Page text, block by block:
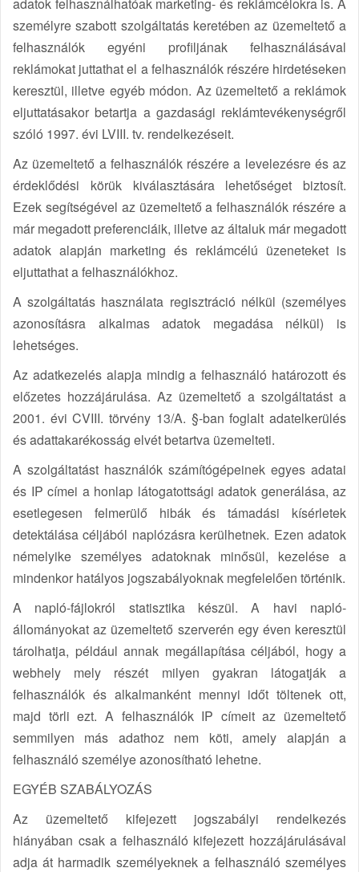
személyre szabott szolgáltatás keretében az üzemeltető a
felhasználók egyéni profiljának felhasználásával
reklámokat juttathat el a felhasználók részére hirdetéseken
keresztül, illetve egyéb módon. Az üzemeltető a reklámok
eljuttatásakor betartja a gazdasági reklámtevékenységről
szóló 1997. évi LVIII. tv. rendelkezéseit.
Az üzemeltető a felhasználók részére a levelezésre és az
érdeklődési körük kiválasztására lehetőséget biztosít.
Ezek segítségével az üzemeltető a felhasználók részére a
már megadott preferenciáik, illetve az általuk már megadott
adatok alapján marketing és reklámcélú üzeneteket is
eljuttathat a felhasználókhoz.
A szolgáltatás használata regisztráció nélkül (személyes
azonosításra alkalmas adatok megadása nélkül) is
lehetséges.
Az adatkezelés alapja mindig a felhasználó határozott és
előzetes hozzájárulása. Az üzemeltető a szolgáltatást a
2001. évi CVIII. törvény 13/A. §-ban foglalt adatelkerülés
és adattakarékosság elvét betartva üzemelteti.
A szolgáltatást használók számítógépeinek egyes adatai
és IP címei a honlap látogatottsági adatok generálása, az
esetlegesen felmerülő hibák és támadási kísérletek
detektálása céljából naplózásra kerülhetnek. Ezen adatok
némelyike személyes adatoknak minősül, kezelése a
mindenkor hatályos jogszabályoknak megfelelően történik.
A napló-fájlokról statisztika készül. A havi napló-
állományokat az üzemeltető szerverén egy éven keresztül
tárolhatja, például annak megállapítása céljából, hogy a
webhely mely részét milyen gyakran látogatják a
felhasználók és alkalmanként mennyi időt töltenek ott,
majd törli ezt. A felhasználók IP címeit az üzemeltető
semmilyen más adathoz nem köti, amely alapján a
felhasználó személye azonosítható lehetne.
EGYÉB SZABÁLYOZÁS
Az üzemeltető kifejezett jogszabályi rendelkezés
hiányában csak a felhasználó kifejezett hozzájárulásával
adja át harmadik személyeknek a felhasználó személyes